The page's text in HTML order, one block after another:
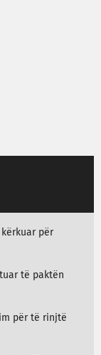
për
të paktën
për të rinjtë